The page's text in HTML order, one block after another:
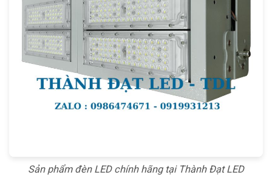
Sản phẩm đèn LED chính hãng tại Thành Đạt LED